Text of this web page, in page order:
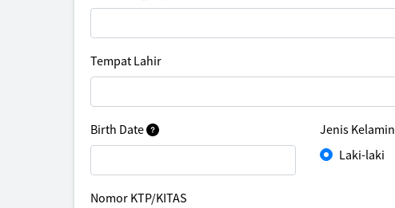
Tempat Lahir
Birth Date
Jenis Kelamin
Laki-laki
Nomor KTP/KITAS